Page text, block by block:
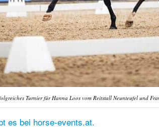
Turnier für Hanna Loos vom Reitstall Neunteufel und
es bei horse-events.at.